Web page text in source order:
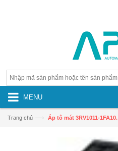
MENU
Trang chủ —› Áp tô mát 3RV1011-1FA10.